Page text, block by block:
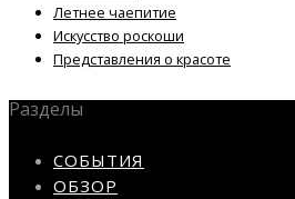
Летнее чаепитие
Искусство роскоши
Представления о красоте
Разделы
СОБЫТИЯ
ОБЗОР